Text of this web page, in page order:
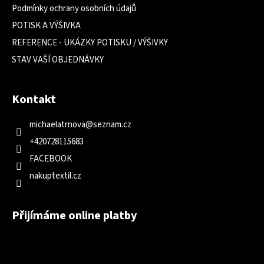
Podmínky ochrany osobních údajů
POTISK A VÝŠIVKA
REFERENCE - UKÁZKY POTISKU / VÝŠIVKY
STAV VAŠÍ OBJEDNÁVKY
Kontakt
michaelatrnova@seznam.cz
+420728115683
FACEBOOK
nakuptextil.cz
Přijímáme online platby